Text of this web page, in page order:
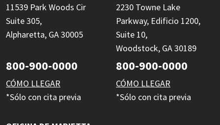
11539 Park Woods Cir
Suite 305,
Alpharetta, GA 30005
800-900-0000
CÓMO LLEGAR
*Sólo con cita previa
2230 Towne Lake
Parkway, Edificio 1200,
Suite 10,
Woodstock, GA 30189
800-900-0000
CÓMO LLEGAR
*Sólo con cita previa